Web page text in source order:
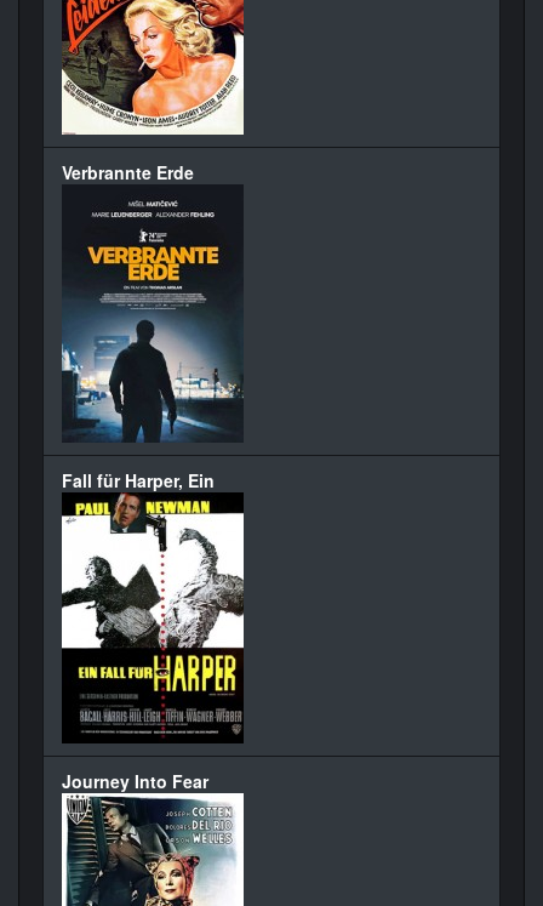
Verbrannte Erde
Fall für Harper, Ein
Journey Into Fear